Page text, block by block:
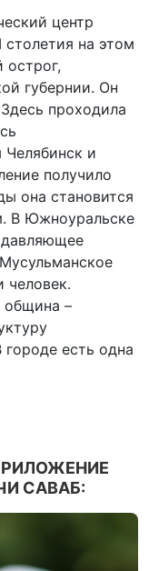
центр
столетия на этом
острог,
губернии. Он
проходила
и
получило
она становится
В Южноуральске
человек.
община –
есть одна
САВАБ: